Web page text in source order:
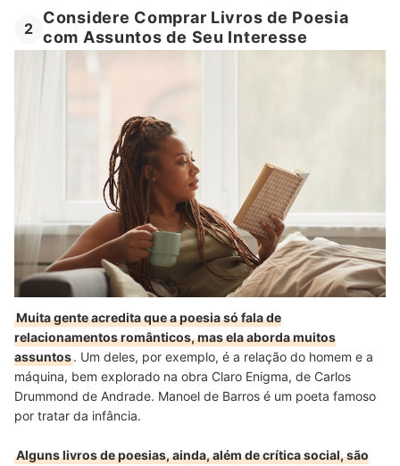
2
Considere Comprar Livros de Poesia
com Assuntos de Seu Interesse
Muita gente acredita que a poesia só fala de
relacionamentos românticos, mas ela aborda muitos
assuntos. Um deles, por exemplo, é a relação do homem e a
máquina, bem explorado na obra Claro Enigma, de Carlos
Drummond de Andrade. Manoel de Barros é um poeta famoso
por tratar da infância.
Alguns livros de poesias, ainda, além de crítica social, são